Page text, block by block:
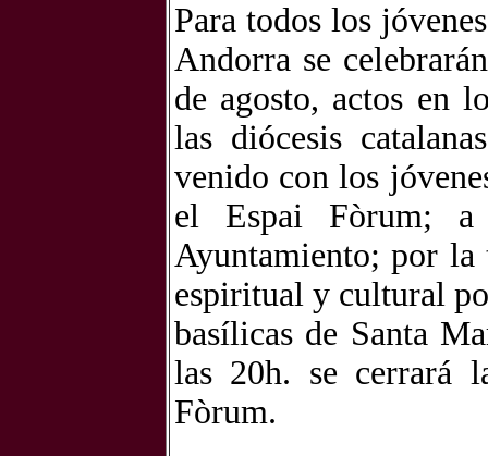
Para todos los
Andorra se
de agosto, actos en
las diócesis
venido con los
el Espai Fòrum;
Ayuntamiento; por la
espiritual y cultural
basílicas de Santa
las 20h. se cerrará
Fòrum.